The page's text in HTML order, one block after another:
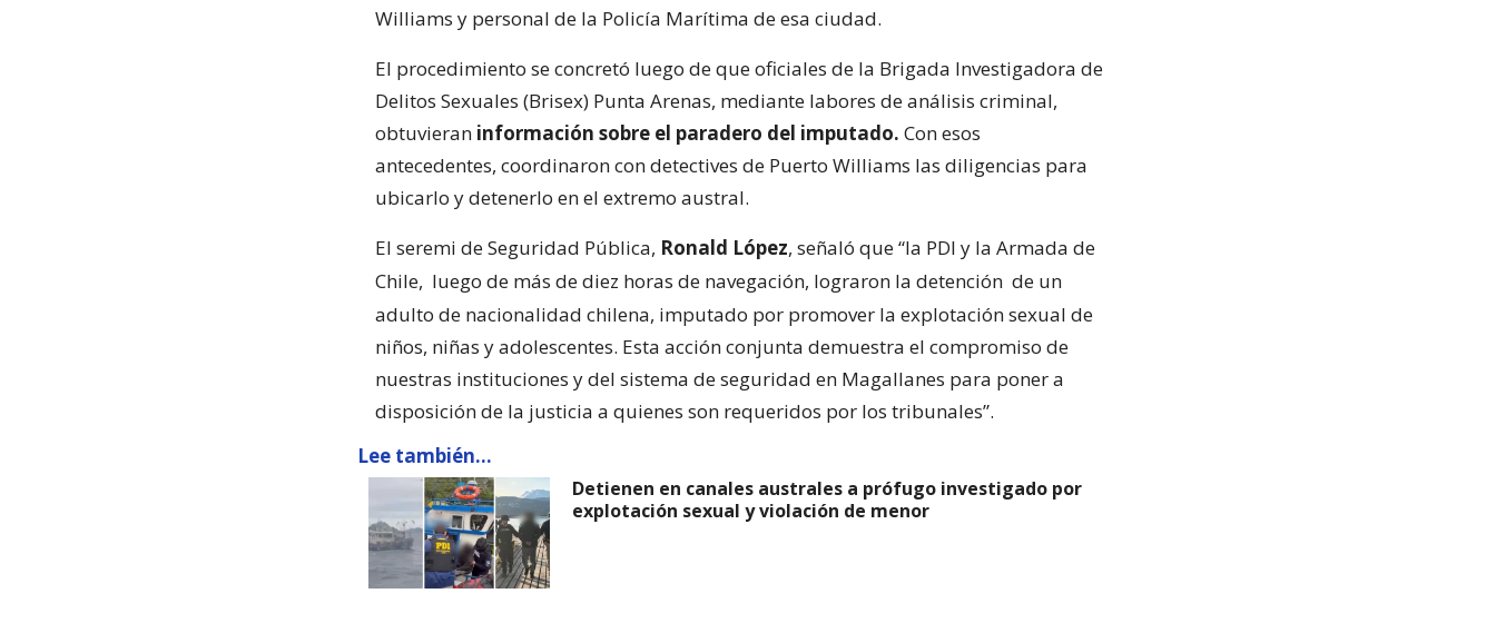
Williams y personal de la Policía Marítima de esa ciudad.
El procedimiento se concretó luego de que oficiales de la Brigada Investigadora de
Delitos Sexuales (Brisex) Punta Arenas, mediante labores de análisis criminal,
obtuvieran información sobre el paradero del imputado. Con esos
antecedentes, coordinaron con detectives de Puerto Williams las diligencias para
ubicarlo y detenerlo en el extremo austral.
El seremi de Seguridad Pública, Ronald López, señaló que “la PDI y la Armada de
Chile, luego de más de diez horas de navegación, lograron la detención de un
adulto de nacionalidad chilena, imputado por promover la explotación sexual de
niños, niñas y adolescentes. Esta acción conjunta demuestra el compromiso de
nuestras instituciones y del sistema de seguridad en Magallanes para poner a
disposición de la justicia a quienes son requeridos por los tribunales”.
Lee también...
Detienen en canales australes a prófugo investigado por
explotación sexual y violación de menor